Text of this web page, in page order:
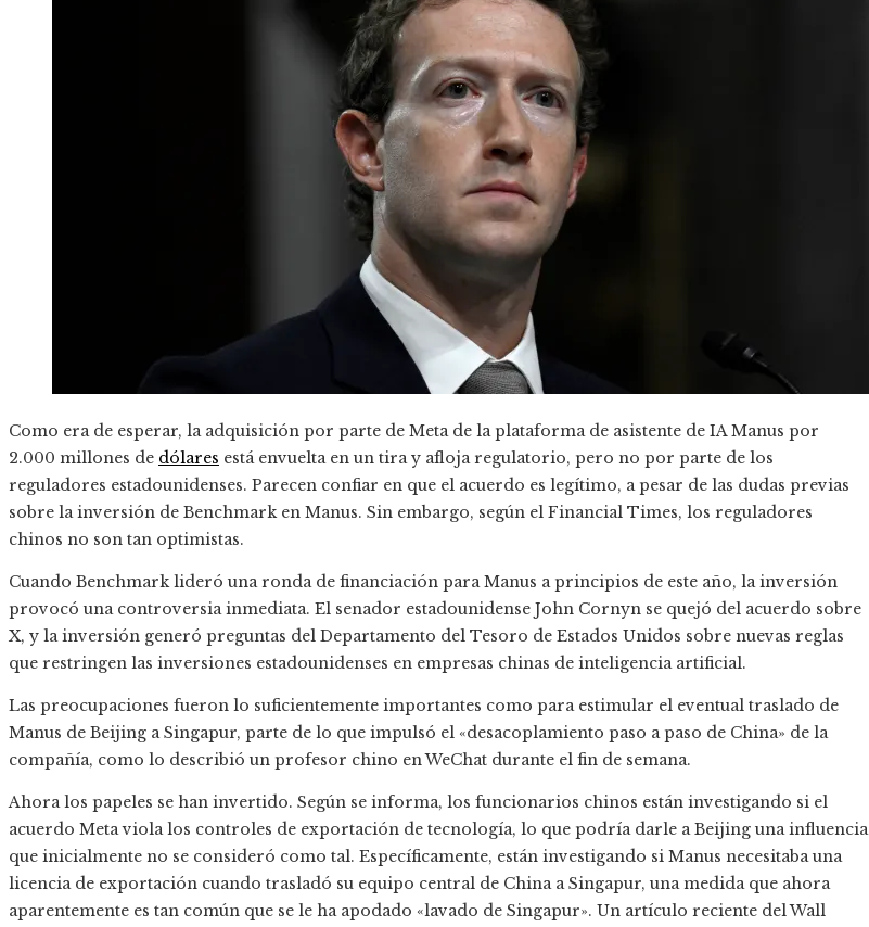
Como era de esperar, la adquisición por parte de Meta de la plataforma de asistente de IA Manus por
2.000 millones de dólares está envuelta en un tira y afloja regulatorio, pero no por parte de los
reguladores estadounidenses. Parecen confiar en que el acuerdo es legítimo, a pesar de las dudas previas
sobre la inversión de Benchmark en Manus. Sin embargo, según el Financial Times, los reguladores
chinos no son tan optimistas.
Cuando Benchmark lideró una ronda de financiación para Manus a principios de este año, la inversión
provocó una controversia inmediata. El senador estadounidense John Cornyn se quejó del acuerdo sobre
X, y la inversión generó preguntas del Departamento del Tesoro de Estados Unidos sobre nuevas reglas
que restringen las inversiones estadounidenses en empresas chinas de inteligencia artificial.
Las preocupaciones fueron lo suficientemente importantes como para estimular el eventual traslado de
Manus de Beijing a Singapur, parte de lo que impulsó el «desacoplamiento paso a paso de China» de la
compañía, como lo describió un profesor chino en WeChat durante el fin de semana.
Ahora los papeles se han invertido. Según se informa, los funcionarios chinos están investigando si el
acuerdo Meta viola los controles de exportación de tecnología, lo que podría darle a Beijing una influencia
que inicialmente no se consideró como tal. Específicamente, están investigando si Manus necesitaba una
licencia de exportación cuando trasladó su equipo central de China a Singapur, una medida que ahora
aparentemente es tan común que se le ha apodado «lavado de Singapur». Un artículo reciente del Wall